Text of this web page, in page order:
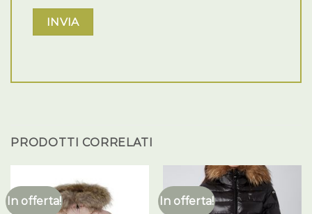
PRODOTTI CORRELATI
In offerta! In offerta!